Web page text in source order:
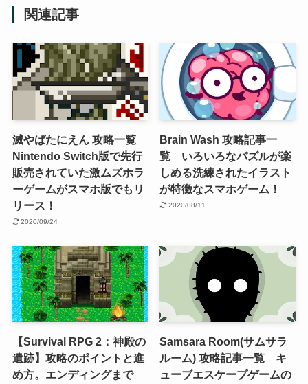
関連記事
滅やばたにえん 攻略一覧
Nintendo Switch版で先行
販売されていた激ムズホラ
ーゲームがスマホ版でもリ
リース！
2020/09/24
Brain Wash 攻略記事一
覧 いろいろなパズルが楽
しめる洗練されたイラスト
が特徴なスマホゲーム！
2020/08/11
【Survival RPG 2：神殿の
遺跡】攻略のポイントと進
め方。エンディングまで
Samsara Room(サムサラ
ルーム) 攻略記事一覧 キ
ューブエスケープゲームの